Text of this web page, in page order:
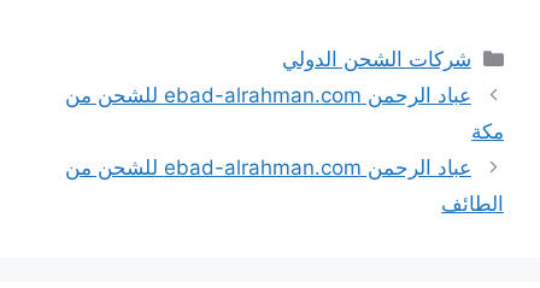
التصنيفات
شركات الشحن الدولي
عباد الرحمن ebad-alrahman.com للشحن من
مكة
عباد الرحمن ebad-alrahman.com للشحن من
الطائف